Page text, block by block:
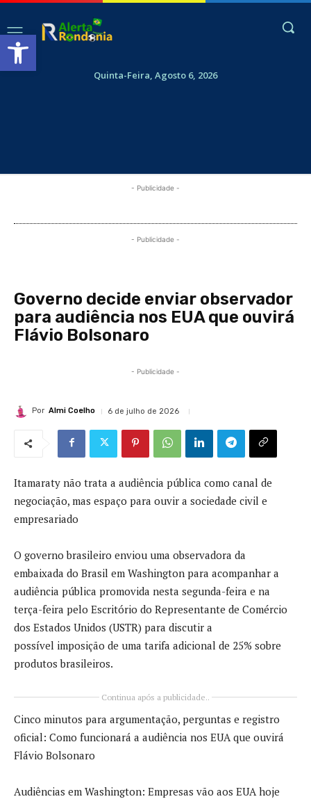
Abrir a barra de ferramentas
Quinta-Feira, Agosto 6, 2026
- Publicidade -
- Publicidade -
Governo decide enviar observador
para audiência nos EUA que ouvirá
Flávio Bolsonaro
- Publicidade -
Por Almi Coelho 6 de julho de 2026
Itamaraty não trata a audiência pública como canal de
negociação, mas espaço para ouvir a sociedade civil e
empresariado
O governo brasileiro enviou uma observadora da
embaixada do Brasil em Washington para acompanhar a
audiência pública promovida nesta segunda-feira e na
terça-feira pelo Escritório do Representante de Comércio
dos Estados Unidos (USTR) para discutir a
possível imposição de uma tarifa adicional de 25% sobre
produtos brasileiros.
Continua após a publicidade..
Cinco minutos para argumentação, perguntas e registro
oficial: Como funcionará a audiência nos EUA que ouvirá
Flávio Bolsonaro
Audiências em Washington: Empresas vão aos EUA hoje